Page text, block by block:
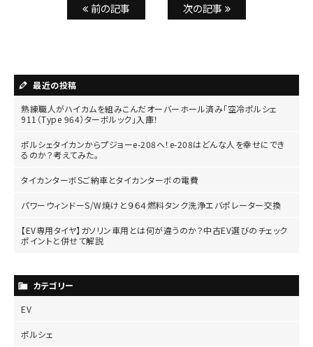
前の記事 次の記事
最近の投稿
熟練職人がハイカムを組みこんだオーバーホール済み「空冷ポルシェ
911（Type 964）ターボルック」入庫！
ポルシェタイカンからプジョーe-208へ！e-208はどんな人を幸せにでき
るのか？考えてみた。
タイカンターボSご納車とタイカンターボの電費
パワーウィンドーS/W焼けと９６４燃料タンク洗浄エバポレーター交換
【EV専用タイヤ】ガソリン車用とは何が違うのか？中古EV選びのチェック
ポイントと併せて解説
カテゴリー
EV
ポルシェ